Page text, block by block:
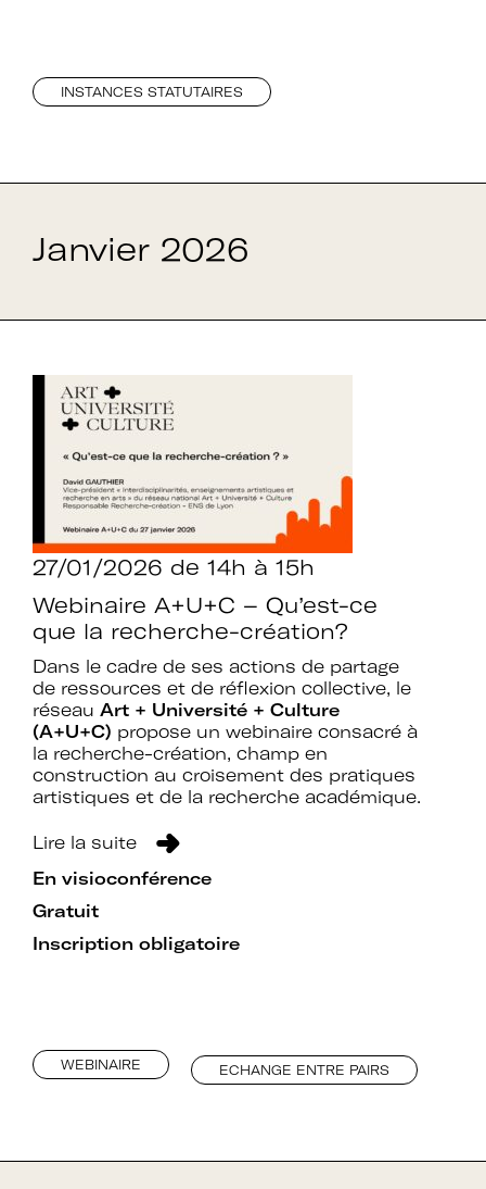
INSTANCES STATUTAIRES
Janvier 2026
27/01/2026 de 14h à 15h
Webinaire A+U+C – Qu’est-ce
que la recherche-création?
Dans le cadre de ses actions de partage
de ressources et de réflexion collective, le
réseau Art + Université + Culture
(A+U+C) propose un webinaire consacré à
la recherche-création, champ en
construction au croisement des pratiques
artistiques et de la recherche académique.
Lire la suite
En visioconférence
Gratuit
Inscription obligatoire
WEBINAIRE ECHANGE ENTRE PAIRS